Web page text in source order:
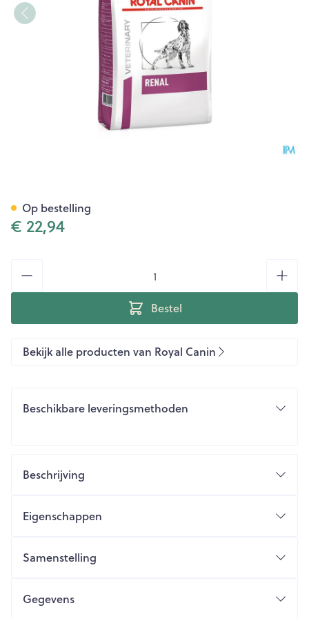
€ 22,94
Bestel
Op bestelling
Bekijk alle producten van Royal Canin
Beschikbare leveringsmethoden
Beschrijving
Eigenschappen
Samenstelling
Gegevens